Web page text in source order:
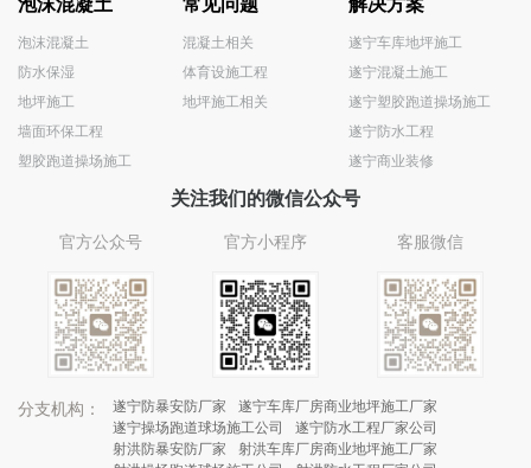
泡沫混凝土
防水保湿
地坪施工
墙面环保工程
塑胶跑道操场施工
混凝土相关
体育设施工程
地坪施工相关
遂宁车库地坪施工
遂宁混凝土施工
遂宁塑胶跑道操场施工
遂宁防水工程
遂宁商业装修
关注我们的微信公众号
官方公众号 官方小程序 客服微信
分支机构： 遂宁防暴安防厂家
遂宁车库厂房商业地坪施工厂家
遂宁操场跑道球场施工公司
遂宁防水工程厂家公司
射洪防暴安防厂家
射洪车库厂房商业地坪施工厂家